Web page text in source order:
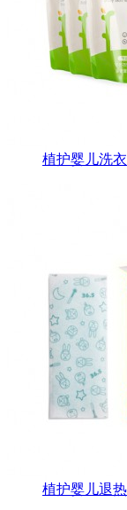
植护婴儿洗
植护婴儿退